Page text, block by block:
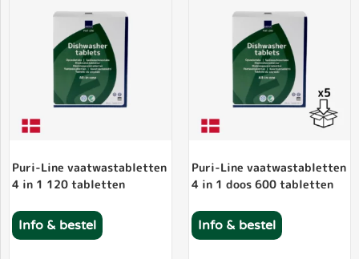
Puri-Line vaatwastabletten
4 in 1 120 tabletten
Info & bestel
Puri-Line vaatwastabletten
4 in 1 doos 600 tabletten
Info & bestel